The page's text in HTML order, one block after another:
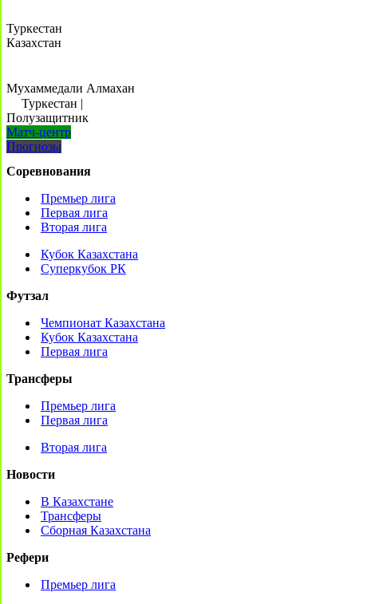
Туркестан
Казахстан
Мухаммедали Алмахан
Туркестан |
Полузащитник
Матч-центр
Прогнозы
Соревнования
Премьер лига
Первая лига
Вторая лига
Кубок Казахстана
Суперкубок РК
Футзал
Чемпионат Казахстана
Кубок Казахстана
Первая лига
Трансферы
Премьер лига
Первая лига
Вторая лига
Новости
В Казахстане
Трансферы
Сборная Казахстана
Рефери
Премьер лига